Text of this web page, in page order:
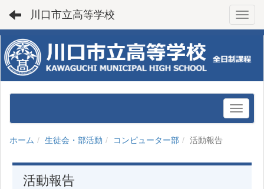
川口市立高等学校
ホーム 生徒会・部活動 コンピューター部 活動報告
活動報告